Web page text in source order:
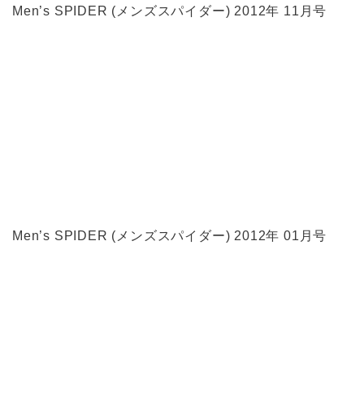
Men’s SPIDER (メンズスパイダー) 2012年 11月号
Men’s SPIDER (メンズスパイダー) 2012年 01月号